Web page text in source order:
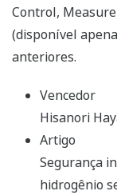
Control,
(disponível
anteriores.
Vencedor
Hisanori
Artigo
Segurança
hidrogênio